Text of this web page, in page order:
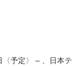
〈予定〉 – 、日本テ